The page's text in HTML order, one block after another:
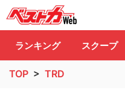
自動車情
ランキング スクープ
TOP > TRD